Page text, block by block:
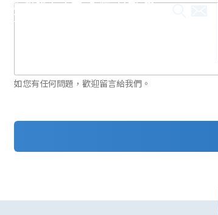
媒體
中心
投資人人才 永續 公司 繁
e
e
e
P
p
*
如您有任何問題，歡迎留言給我們。